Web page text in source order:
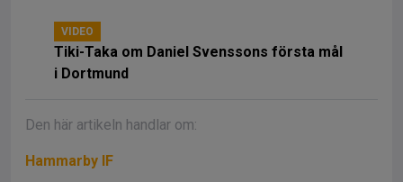
VIDEO
Tiki-Taka om Daniel Svenssons första mål
i Dortmund
Den här artikeln handlar om:
Hammarby IF